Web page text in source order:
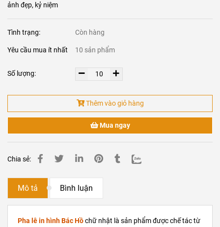
ảnh đẹp, kỷ niệm
Tình trạng: Còn hàng
Yêu cầu mua ít nhất 10 sản phẩm
Số lượng:
Thêm vào giỏ hàng
Mua ngay
Chia sẻ:
Mô tả Bình luận
Pha lê in hình Bác Hồchữ nhật là sản phẩm được chế tác từ